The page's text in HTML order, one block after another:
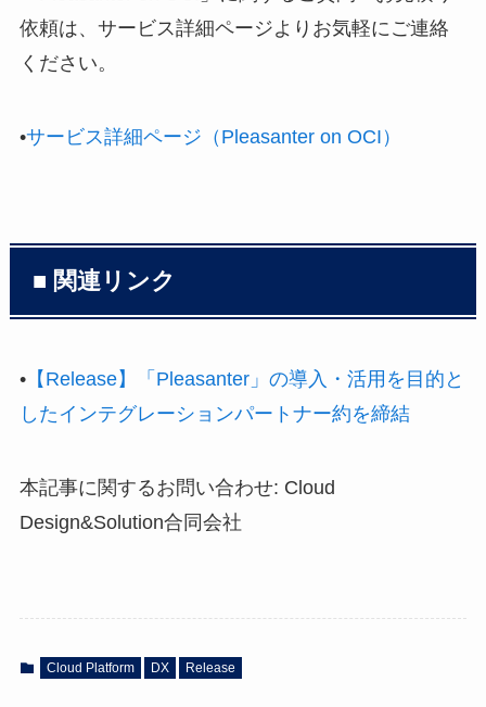
依頼は、サービス詳細ページよりお気軽にご連絡
ください。
•サービス詳細ページ（Pleasanter on OCI）
■ 関連リンク
•【Release】「Pleasanter」の導入・活用を目的と
したインテグレーションパートナー約を締結
本記事に関するお問い合わせ: Cloud
Design&Solution合同会社
Cloud Platform DX Release